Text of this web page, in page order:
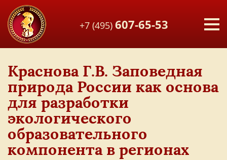
+7 (495) 607-65-53
Краснова Г.В. Заповедная
природа России как основа
для разработки
экологического
образовательного
компонента в регионах